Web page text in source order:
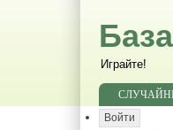
Играйте!
Войти